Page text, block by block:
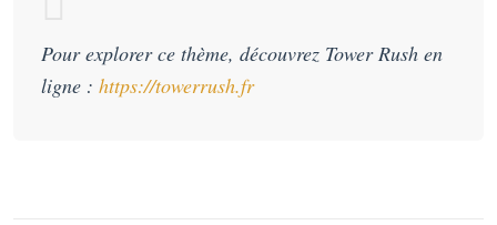
Pour explorer ce thème, découvrez Tower Rush en
ligne : https://towerrush.fr